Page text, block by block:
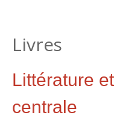
Livres
Littérature
centrale